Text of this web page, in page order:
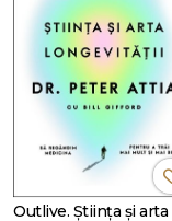
De-a lungul
o conexiune
gazdă și
premiate The
informat și a
de ani. Realizările
propulsat-o printre
publice ale